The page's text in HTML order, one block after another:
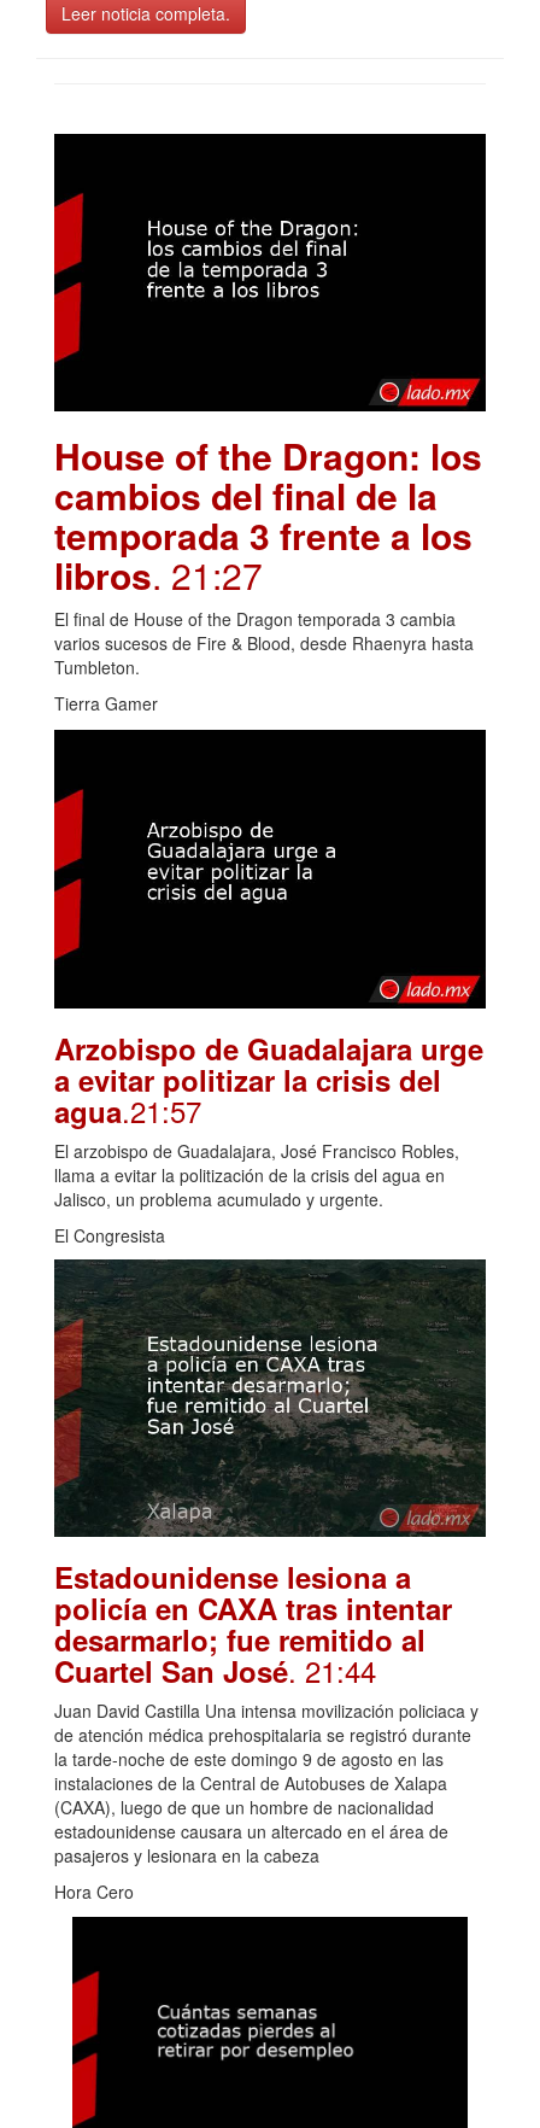
Leer noticia completa.
House of the Dragon: los
cambios del final de la
temporada 3 frente a los
libros. 21:27
El final de House of the Dragon temporada 3 cambia
varios sucesos de Fire & Blood, desde Rhaenyra hasta
Tumbleton.
Tierra Gamer
Arzobispo de Guadalajara urge
a evitar politizar la crisis del
agua.21:57
El arzobispo de Guadalajara, José Francisco Robles,
llama a evitar la politización de la crisis del agua en
Jalisco, un problema acumulado y urgente.
El Congresista
Estadounidense lesiona a
policía en CAXA tras intentar
desarmarlo; fue remitido al
Cuartel San José. 21:44
Juan David Castilla Una intensa movilización policiaca y
de atención médica prehospitalaria se registró durante
la tarde-noche de este domingo 9 de agosto en las
instalaciones de la Central de Autobuses de Xalapa
(CAXA), luego de que un hombre de nacionalidad
estadounidense causara un altercado en el área de
pasajeros y lesionara en la cabeza
Hora Cero